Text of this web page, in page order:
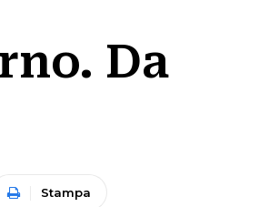
Da
Stampa